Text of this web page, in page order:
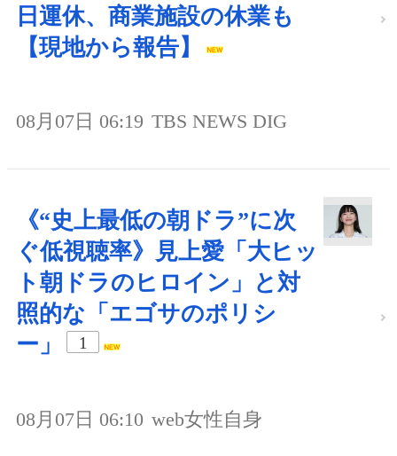
日運休、商業施設の休業も
【現地から報告】
08月07日 06:19 TBS NEWS DIG
《“史上最低の朝ドラ”に次
ぐ低視聴率》見上愛「大ヒッ
ト朝ドラのヒロイン」と対
照的な「エゴサのポリシ
ー」
1
08月07日 06:10 web女性自身